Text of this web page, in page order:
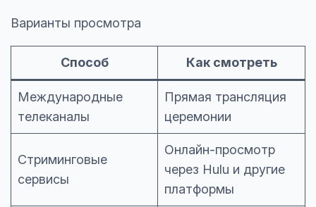
Варианты просмотра
Способ Как смотреть
Международные
телеканалы
Прямая трансляция
церемонии
Стриминговые
сервисы
Онлайн-просмотр
через Hulu и другие
платформы